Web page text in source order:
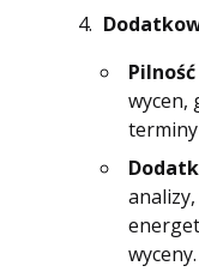
wycen,
wyceny.